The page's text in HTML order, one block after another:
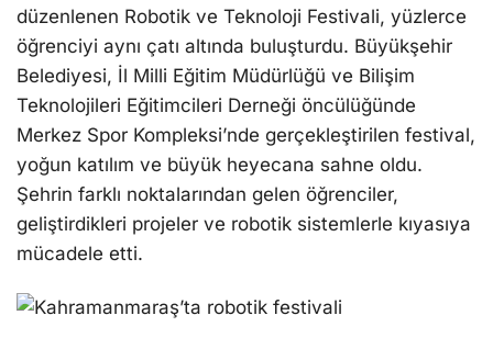
düzenlenen Robotik ve Teknoloji Festivali, yüzlerce
öğrenciyi aynı çatı altında buluşturdu. Büyükşehir
Belediyesi, İl Milli Eğitim Müdürlüğü ve Bilişim
Teknolojileri Eğitimcileri Derneği öncülüğünde
Merkez Spor Kompleksi’nde gerçekleştirilen festival,
yoğun katılım ve büyük heyecana sahne oldu.
Şehrin farklı noktalarından gelen öğrenciler,
geliştirdikleri projeler ve robotik sistemlerle kıyasıya
mücadele etti.